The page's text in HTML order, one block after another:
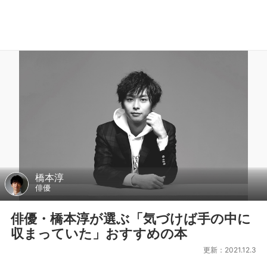
橋本淳
俳優
俳優・橋本淳が選ぶ「気づけば手の中に
収まっていた」おすすめの本
更新：2021.12.3